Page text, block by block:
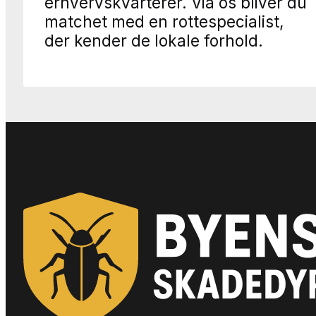
matchet med en rottespecialist,
der kender de lokale forhold.